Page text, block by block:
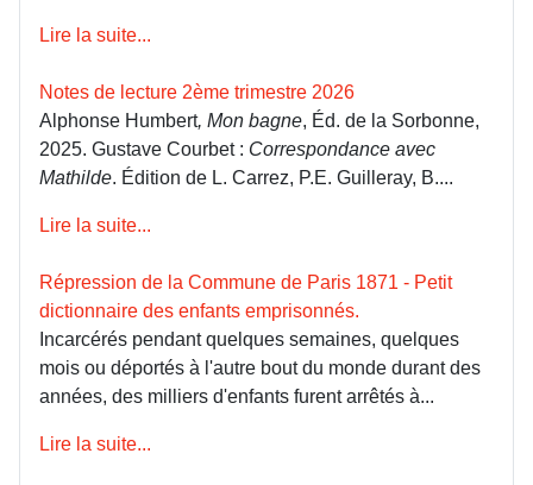
Lire la suite...
Notes de lecture 2ème trimestre 2026
Alphonse Humbert, Mon bagne, Éd. de la Sorbonne,
2025. Gustave Courbet : Correspondance avec
Mathilde. Édition de L. Carrez, P.E. Guilleray, B....
Lire la suite...
Répression de la Commune de Paris 1871 - Petit
dictionnaire des enfants emprisonnés.
Incarcérés pendant quelques semaines, quelques
mois ou déportés à l'autre bout du monde durant des
années, des milliers d'enfants furent arrêtés à...
Lire la suite...